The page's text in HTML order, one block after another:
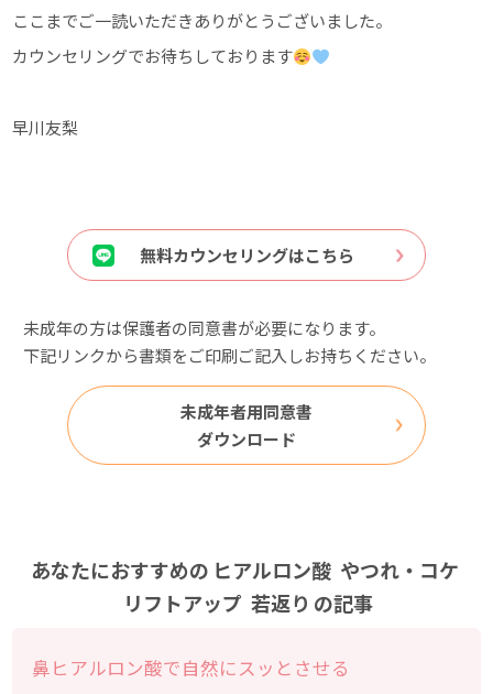
ここまでご一読いただきありがとうございました。
カウンセリングでお待ちしております
早川友梨
無料カウンセリングはこちら
未成年の方は保護者の同意書が必要になります。
下記リンクから書類をご印刷ご記入しお持ちください。
未成年者用同意書
ダウンロード
あなたにおすすめの ヒアルロン酸 やつれ・コケ
リフトアップ 若返り の記事
鼻ヒアルロン酸で自然にスッとさせる